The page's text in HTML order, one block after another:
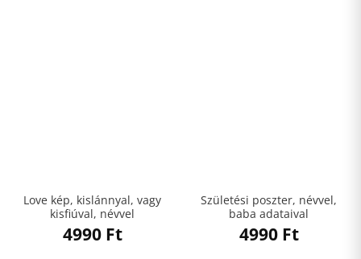
Love kép, kislánnyal, vagy
kisfiúval, névvel
4990 Ft
Születési poszter, névvel,
baba adataival
4990 Ft